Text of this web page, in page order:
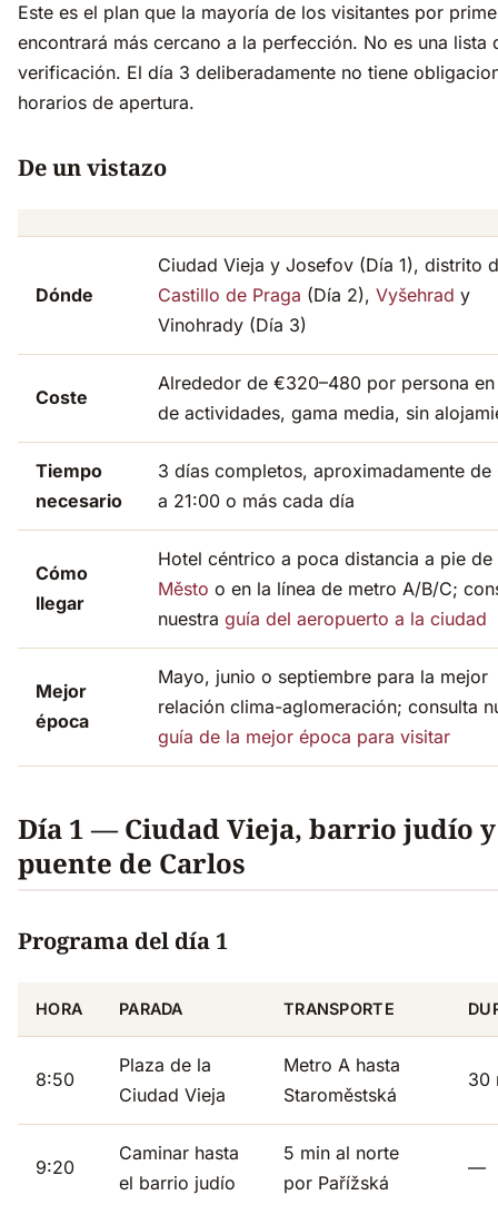
Este es el plan que la mayoría de los visitantes por
encontrará más cercano a la perfección. No es una lista
verificación. El día 3 deliberadamente no tiene
horarios de apertura.
De un vistazo
Dónde
Ciudad Vieja y Josefov (Día 1), distrito
Castillo de Praga (Día 2), Vyšehrad y
Vinohrady (Día 3)
Coste
Alrededor de €320–480 por persona
de actividades, gama media, sin
Tiempo
necesario
3 días completos, aproximadamente
a 21:00 o más cada día
Cómo
llegar
Hotel céntrico a poca distancia a pie de
Město o en la línea de metro A/B/C;
nuestra guía del aeropuerto a la ciudad
Mejor
época
Mayo, junio o septiembre para la mejor
relación clima-aglomeración; consulta
guía de la mejor época para visitar
Día 1 — Ciudad Vieja, barrio judío y
puente de Carlos
Programa del día 1
HORA PARADA TRANSPORTE
8:50
Plaza de la
Ciudad Vieja
Metro A hasta
Staroměstská
30
9:20
Caminar hasta
el barrio judío
5 min al norte
por Pařížská
—